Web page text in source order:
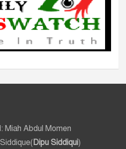
Miah Abdul Momen
Dipu Siddiqui)